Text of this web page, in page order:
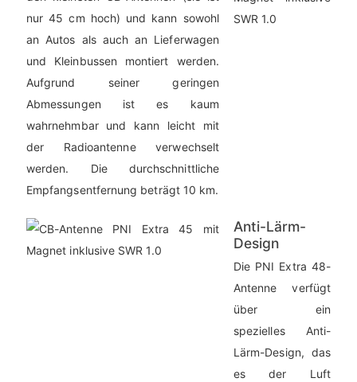
nur 45 cm hoch) und kann sowohl
an Autos als auch an Lieferwagen
und Kleinbussen montiert werden.
Aufgrund seiner geringen
Abmessungen ist es kaum
wahrnehmbar und kann leicht mit
der Radioantenne verwechselt
werden. Die durchschnittliche
Empfangsentfernung beträgt 10 km.
Anti-Lärm-
Design
Die PNI Extra 48-
Antenne verfügt
über ein
spezielles Anti-
Lärm-Design, das
es der Luft